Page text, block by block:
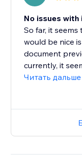
No issues
So far, it
would be nice
document
currently, it
Читать дальше